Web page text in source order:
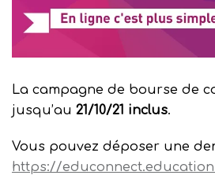
La campagne de bourse de
jusqu’au 21/10/21 inclus.
Vous pouvez déposer une
https://educo